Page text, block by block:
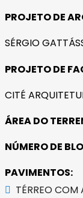
PROJETO DE
SÉRGIO
PROJETO DE
CITÉ
ÁREA DO
NÚMERO DE
PAVIMENTOS:
TÉRREO COM